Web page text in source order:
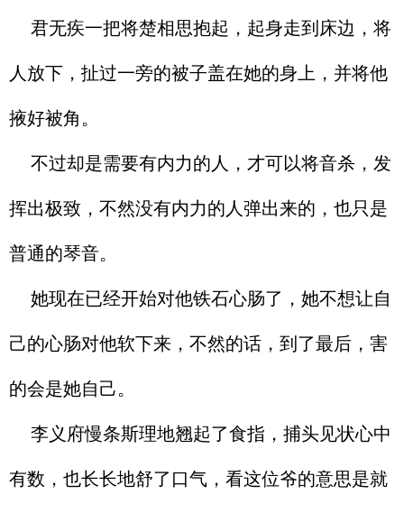
君无疾一把将楚相思抱起，起身走到床边，将
人放下，扯过一旁的被子盖在她的身上，并将他
掖好被角。
不过却是需要有内力的人，才可以将音杀，发
挥出极致，不然没有内力的人弹出来的，也只是
普通的琴音。
她现在已经开始对他铁石心肠了，她不想让自
己的心肠对他软下来，不然的话，到了最后，害
的会是她自己。
李义府慢条斯理地翘起了食指，捕头见状心中
有数，也长长地舒了口气，看这位爷的意思是就